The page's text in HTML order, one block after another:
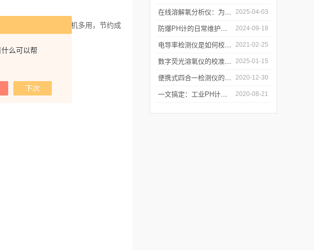
么可以帮
在线溶解氧分析仪：为水产养殖提供科学依据 2025-04-03
防爆PH计的日常维护与保养技巧 2024-09-18
电导率检测仪是如何校准的？ 2021-02-25
数字荧光溶氧仪的校准方法是怎样的？ 2025-01-15
便携式四合一检测仪的性能特点及用途 2020-12-30
一文搞定：工业PH计主要特点和保养步骤 2020-08-21
气体进行检测，一机多用，节约成